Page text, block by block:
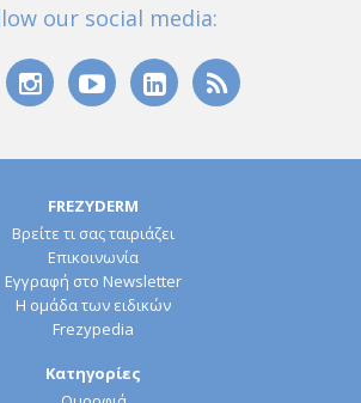
our social media:
FREZYDERM
Βρείτε τι σας ταιριάζει
Επικοινωνία
Εγγραφή στο Newsletter
Η ομάδα των ειδικών
Frezypedia